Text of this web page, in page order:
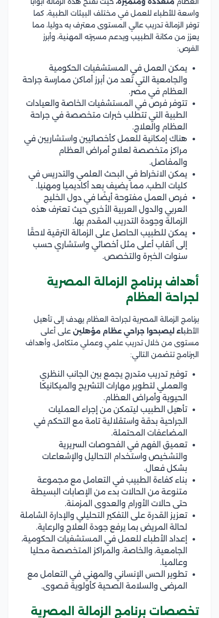
واسعة للأطباء للعمل في مختلف البيئات الطبية، كما
توفر الزمالة تدريب عالي المستوى معترف به دوليا، مما
يعزز من مكانة الطبيب ويدعم مسيرته المهنية، وأبرز
الفرص:
يمكن العمل في المستشفيات الحكومية
والجامعية التي تُعد من أبرز أماكن ممارسة جراحة
العظام في مصر.
تتوفر فرص في المستشفيات الخاصة والعيادات
الطبية التي تتطلب خبرات متخصصة في جراحة
العظام والعلاج.
هناك إمكانية للعمل كأخصائيين واستشاريين في
مراكز متخصصة لعلاج أمراض العظام
والمفاصل.
يمكن الانخراط في البحث العلمي والتدريس في
كليات الطب، مما يضيف بعد أكاديميا ومهنيا.
فرص العمل مفتوحة أيضًا في دول الخليج
العربي والدول العربية الأخرى حيث تعترف هذه
الزمالة وجودة التدريب المقدم بها.
يمكن للطبيب الحاصل على الزمالة الترقية لاحقًا
إلى ألقاب أعلى مثل أخصائي واستشاري حسب
سنوات الخبرة والتخصص.
أهداف برنامج الزمالة المصرية
لجراحة العظام
برنامج الزمالة المصرية لجراحة العظام يهدف إلى تأهيل
الأطباء ليصبحوا جراحي عظام مؤهلين على أعلى
مستوى من خلال تدريب علمي وعملي متكامل، وأهداف
البرنامج تتضمن التالي:
توفير تدريب متدرج يجمع بين الجانب النظري
والعملي لتطوير مهارات التشريح والميكانيكا
الحيوية وأمراض العظام.
تأهيل الطبيب ليتمكن من إجراء العمليات
الجراحية بدقة واستقلالية تامة مع التحكم في
المضاعفات المحتملة.
تعميق الفهم في الفحوصات السريرية
والتشخيص واستخدام التحاليل والإشعاعات
بشكل فعال.
بناء كفاءة الطبيب في التعامل مع مجموعة
متنوعة من الحالات بدء من الإصابات البسيطة
حتى حالات الأورام والعدوى المزمنة.
تعزيز القدرة على التفكير التحليلي والإدارة الشاملة
لحالة المريض بما يرفع جودة العلاج والرعاية.
إعداد الأطباء للعمل في المستشفيات الحكومية،
الجامعية، والخاصة، والمراكز المتخصصة محليا
وعالميا.
تطوير الحس الإنساني والمهني في التعامل مع
المرضى والسلامة الصحية كأولوية قصوى.
تخصصات برنامج الزمالة المصرية